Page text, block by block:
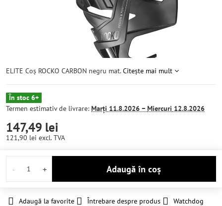
ELITE Coș ROCKO CARBON negru mat.Citește mai mult
În stoc 6+
Termen estimativ de livrare: Marți 11.8.2026 − Miercuri 12.8.2026
147,49 lei
121,90 lei excl. TVA
Adaugă în coș
Adaugă la favorite Întrebare despre produs
Watchdog